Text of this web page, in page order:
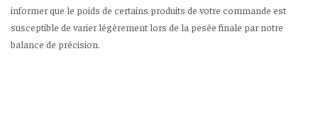
informer que le poids de certains produits de votre commande est
susceptible de varier légèrement lors de la pesée finale par notre
balance de précision.